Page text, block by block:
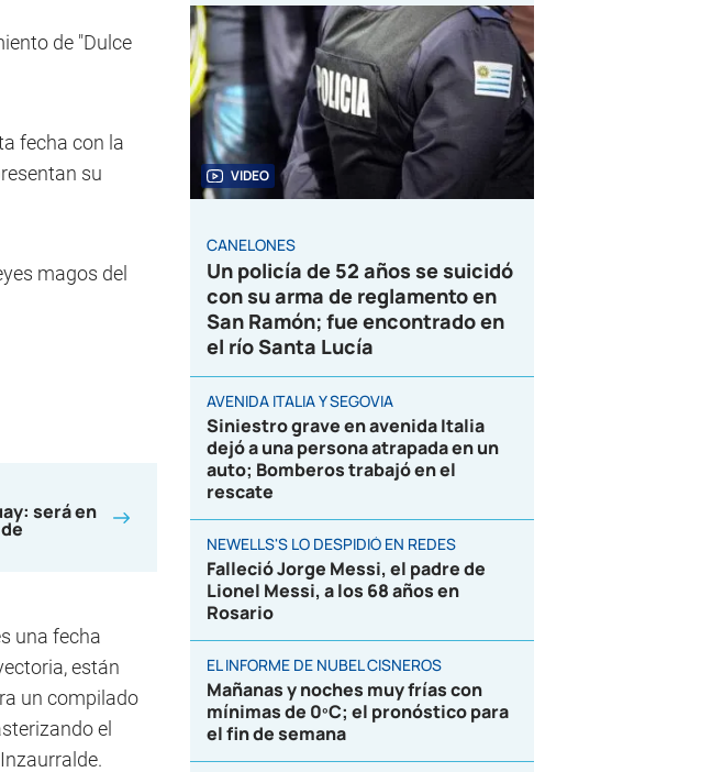
de "Dulce
fecha con la
su
magos del
será en
una fecha
están
un compilado
el
VIDEO
CANELONES
Un policía de 52 años se suicidó
con su arma de reglamento en
San Ramón; fue encontrado en
el río Santa Lucía
AVENIDA ITALIA Y SEGOVIA
Siniestro grave en avenida Italia
dejó a una persona atrapada en un
auto; Bomberos trabajó en el
rescate
NEWELLS'S LO DESPIDIÓ EN REDES
Falleció Jorge Messi, el padre de
Lionel Messi, a los 68 años en
Rosario
EL INFORME DE NUBEL CISNEROS
Mañanas y noches muy frías con
mínimas de 0ºC; el pronóstico para
el fin de semana